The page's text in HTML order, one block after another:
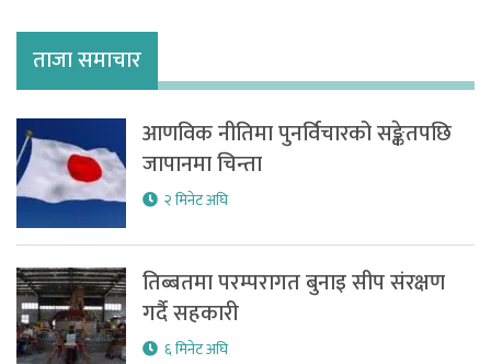
ताजा समाचार
आणविक नीतिमा पुनर्विचारको सङ्केतपछि
जापानमा चिन्ता
२ मिनेट अघि
तिब्बतमा परम्परागत बुनाइ सीप संरक्षण
गर्दै सहकारी
६ मिनेट अघि